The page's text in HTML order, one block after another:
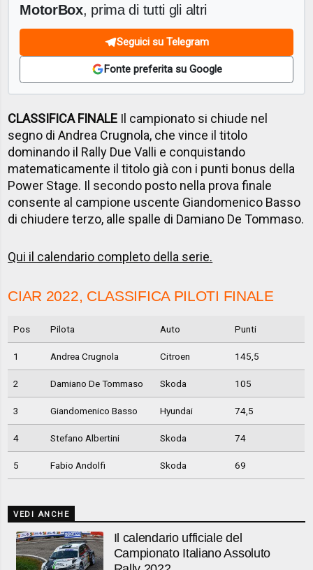
MotorBox, prima di tutti gli altri
Seguici su Telegram
Fonte preferita su Google
CLASSIFICA FINALE Il campionato si chiude nel
segno di Andrea Crugnola, che vince il titolo
dominando il Rally Due Valli e conquistando
matematicamente il titolo già con i punti bonus della
Power Stage. Il secondo posto nella prova finale
consente al campione uscente Giandomenico Basso
di chiudere terzo, alle spalle di Damiano De Tommaso.
Qui il calendario completo della serie.
CIAR 2022, CLASSIFICA PILOTI FINALE
Pos Pilota Auto Punti
1 Andrea Crugnola Citroen 145,5
2 Damiano De Tommaso Skoda 105
3 Giandomenico Basso Hyundai 74,5
4 Stefano Albertini Skoda 74
5 Fabio Andolfi Skoda 69
VEDI ANCHE
Il calendario ufficiale del
Campionato Italiano Assoluto